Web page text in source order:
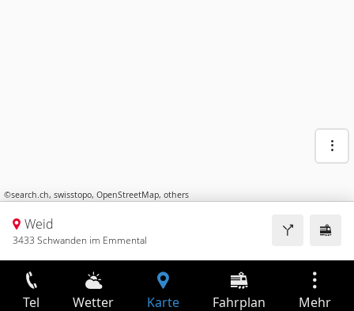
©search.ch, swisstopo, OpenStreetMap, others
Weid
3433 Schwanden im Emmental
Tel Wetter Karte Fahrplan Mehr